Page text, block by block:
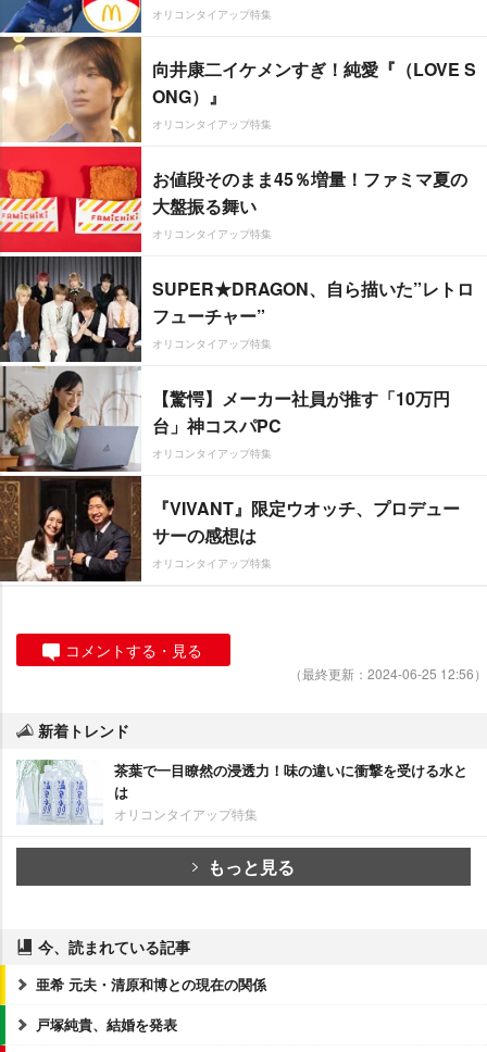
オリコンタイアップ特集
向井康二イケメンすぎ！純愛『（LOVE S
ONG）』
オリコンタイアップ特集
お値段そのまま45％増量！ファミマ夏の
大盤振る舞い
オリコンタイアップ特集
SUPER★DRAGON、自ら描いた”レトロ
フューチャー”
オリコンタイアップ特集
【驚愕】メーカー社員が推す「10万円
台」神コスパPC
オリコンタイアップ特集
『VIVANT』限定ウオッチ、プロデュー
サーの感想は
オリコンタイアップ特集
コメントする・見る
（最終更新：2024-06-25 12:56）
新着トレンド
茶葉で一目瞭然の浸透力！味の違いに衝撃を受ける水と
は
オリコンタイアップ特集
もっと見る
今、読まれている記事
亜希 元夫・清原和博との現在の関係
戸塚純貴、結婚を発表